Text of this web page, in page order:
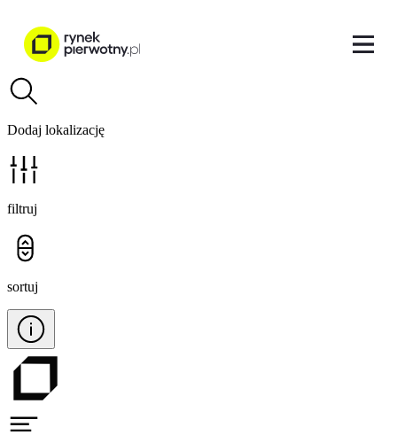
Dodaj lokalizację
filtruj
sortuj